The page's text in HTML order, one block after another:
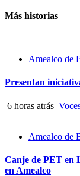
Más historias
Amealco de
Presentan
6 horas atrás
Amealco de
Canje de PET en
en Amealco